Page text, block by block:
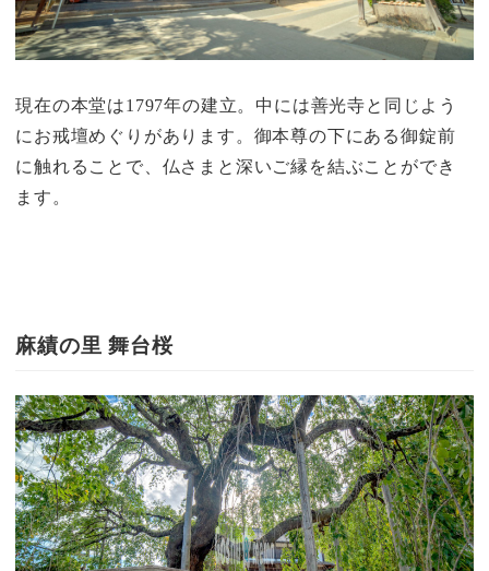
現在の本堂は1797年の建立。中には善光寺と同じよう
にお戒壇めぐりがあります。御本尊の下にある御錠前
に触れることで、仏さまと深いご縁を結ぶことができ
ます。
麻績の里 舞台桜